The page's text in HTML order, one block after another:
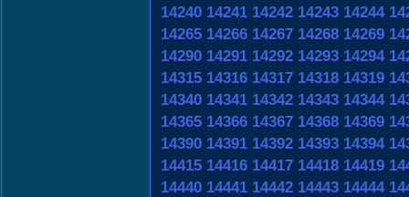
14240 14241 14242 14243 14244
14265 14266 14267 14268 14269
14290 14291 14292 14293 14294
14315 14316 14317 14318 14319
14340 14341 14342 14343 14344
14365 14366 14367 14368 14369
14390 14391 14392 14393 14394
14415 14416 14417 14418 14419
14440 14441 14442 14443 14444